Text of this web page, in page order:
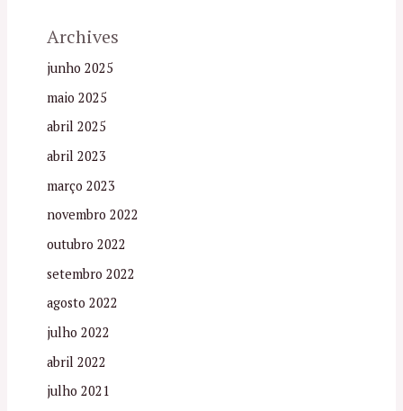
Archives
junho 2025
maio 2025
abril 2025
abril 2023
março 2023
novembro 2022
outubro 2022
setembro 2022
agosto 2022
julho 2022
abril 2022
julho 2021